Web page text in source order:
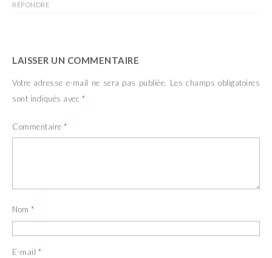
RÉPONDRE
LAISSER UN COMMENTAIRE
Votre adresse e-mail ne sera pas publiée. Les champs obligatoires
sont indiqués avec *
Commentaire *
Nom *
E-mail *